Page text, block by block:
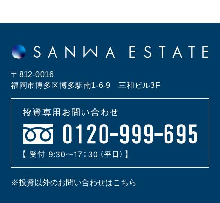
〒812-0016
福岡市博多区博多駅南1-6-9 三和ビル3F
※投資以外のお問い合わせはこちら